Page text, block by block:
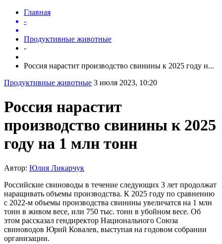
Главная
-
Продуктивные животные
-
Россия нарастит производство свинины к 2025 году н...
Продуктивные животные 3 июля 2023, 10:20
Россия нарастит
производство свинины к 2025
году на 1 млн тонн
Автор: Юлия Ликарчук
Российские свиноводы в течение следующих 3 лет продолжат
наращивать объемы производства. К 2025 году по сравнению
с 2022-м объемы производства свинины увеличатся на 1 млн
тонн в живом весе, или 750 тыс. тонн в убойном весе. Об
этом рассказал гендиректор Национального Союза
свиноводов Юрий Ковалев, выступая на годовом собрании
организации.